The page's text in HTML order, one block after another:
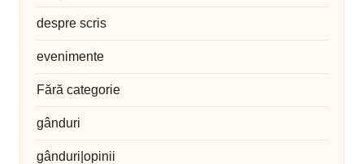
despre scris
evenimente
Fără categorie
gânduri
gânduri|opinii